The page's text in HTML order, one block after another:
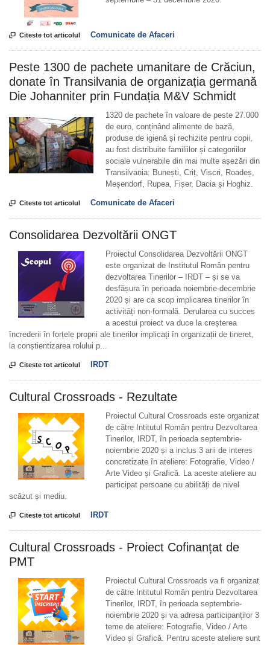
 Citeste tot articolul Comunicate de Afaceri
Peste 1300 de pachete umanitare de Crăciun,
donate în Transilvania de organizația germană
Die Johanniter prin Fundația M&V Schmidt
1320 de pachete în valoare de peste 27.000
de euro, conținând alimente de bază,
produse de igienă și rechizite pentru copii,
au fost distribuite familiilor și categoriilor
sociale vulnerabile din mai multe așezări din
Transilvania: Bunești, Criț, Viscri, Roadeș,
Meșendorf, Rupea, Fișer, Dacia și Hoghiz.
 Citeste tot articolul Comunicate de Afaceri
Consolidarea Dezvoltării ONGT
Proiectul Consolidarea Dezvoltării ONGT
este organizat de Institutul Român pentru
dezvoltarea Tinerilor – IRDT – și se va
desfășura în perioada noiembrie-decembrie
2020 și are ca scop implicarea tinerilor în
activități non-formală. Derularea cu succes
a acestui proiect va duce la creșterea
încrederii în forțele proprii ale tinerilor implicați în organizații de tineret,
la conștientizarea rolului p...
 Citeste tot articolul IRDT
Cultural Crossroads - Rezultate
Proiectul Cultural Crossroads este organizat
de către Intitutul Român pentru Dezvoltarea
Tinerilor, IRDT, în perioada septembrie-
noiembrie 2020 și a inclus 3 arii de interes
concretizate în ateliere: Fotografie, Video /
Arte Video și Grafică. La aceste ateliere au
participat persoane cu abilități de nivel
scăzut și mediu.
 Citeste tot articolul IRDT
Cultural Crossroads - Proiect Cofinanțat de
PMT
Proiectul Cultural Crossroads va fi organizat
de către Intitutul Român pentru Dezvoltarea
Tinerilor, IRDT, în perioada septembrie-
noiembrie 2020 și va adresa participanților 3
teme de ateliere: Fotografie, Video / Arte
Video și Grafică. Pentru aceste ateliere sunt